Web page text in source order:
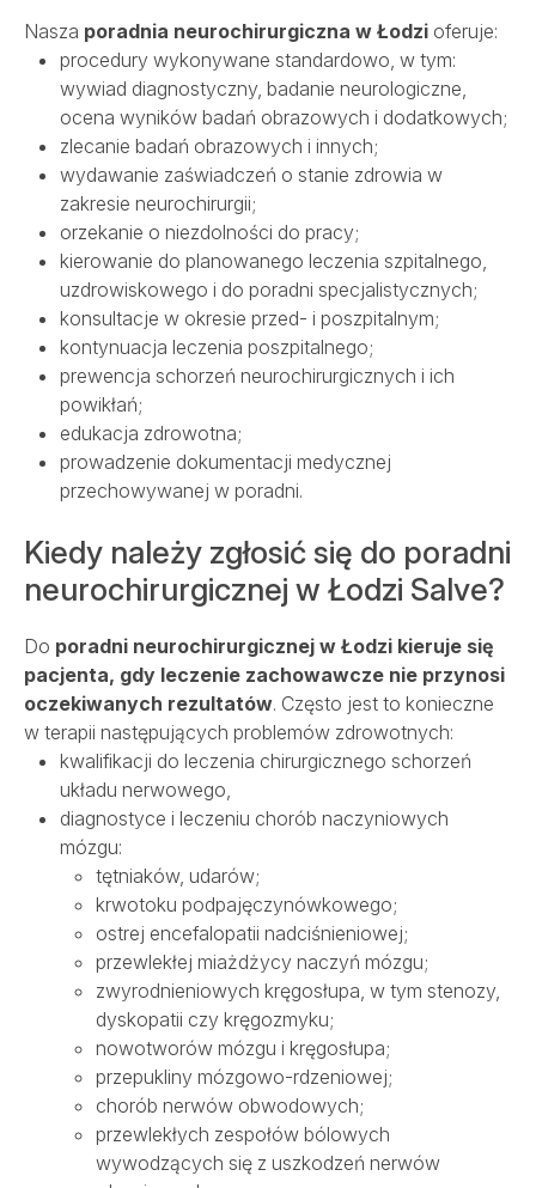
SALVE ONKOLOGIA
REHABILITACJA
OPIEKA DOMOWA
SALVE MEDICA ŁÓDŹ
SALVE MEDICA WARSZAWA
PROJEKTY UNIJNE
Nasza poradnia neurochirurgiczna w Łodzi oferuje:
procedury wykonywane standardowo, w tym:
wywiad diagnostyczny, badanie neurologiczne,
ocena wyników badań obrazowych i dodatkowych;
zlecanie badań obrazowych i innych;
wydawanie zaświadczeń o stanie zdrowia w
zakresie neurochirurgii;
orzekanie o niezdolności do pracy;
kierowanie do planowanego leczenia szpitalnego,
uzdrowiskowego i do poradni specjalistycznych;
konsultacje w okresie przed- i poszpitalnym;
kontynuacja leczenia poszpitalnego;
prewencja schorzeń neurochirurgicznych i ich
powikłań;
edukacja zdrowotna;
prowadzenie dokumentacji medycznej
przechowywanej w poradni.
Kiedy należy zgłosić się do poradni
neurochirurgicznej w Łodzi Salve?
Do poradni neurochirurgicznej w Łodzi kieruje się
pacjenta, gdy leczenie zachowawcze nie przynosi
oczekiwanych rezultatów. Często jest to konieczne
w terapii następujących problemów zdrowotnych:
kwalifikacji do leczenia chirurgicznego schorzeń
układu nerwowego,
diagnostyce i leczeniu chorób naczyniowych
mózgu:
tętniaków, udarów;
krwotoku podpajęczynówkowego;
ostrej encefalopatii nadciśnieniowej;
przewlekłej miażdżycy naczyń mózgu;
zwyrodnieniowych kręgosłupa, w tym stenozy,
dyskopatii czy kręgozmyku;
nowotworów mózgu i kręgosłupa;
przepukliny mózgowo-rdzeniowej;
chorób nerwów obwodowych;
przewlekłych zespołów bólowych
wywodzących się z uszkodzeń nerwów